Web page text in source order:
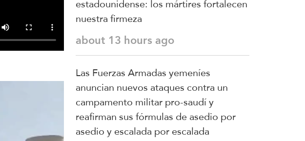
estadounidense: los mártires fortalecen
nuestra firmeza
about 13 hours ago
Las Fuerzas Armadas yemeníes
anuncian nuevos ataques contra un
campamento militar pro-saudí y
reafirman sus fórmulas de asedio por
asedio y escalada por escalada